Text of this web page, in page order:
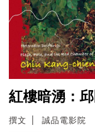
紅樓暗湧：
撰文 誠品電影院